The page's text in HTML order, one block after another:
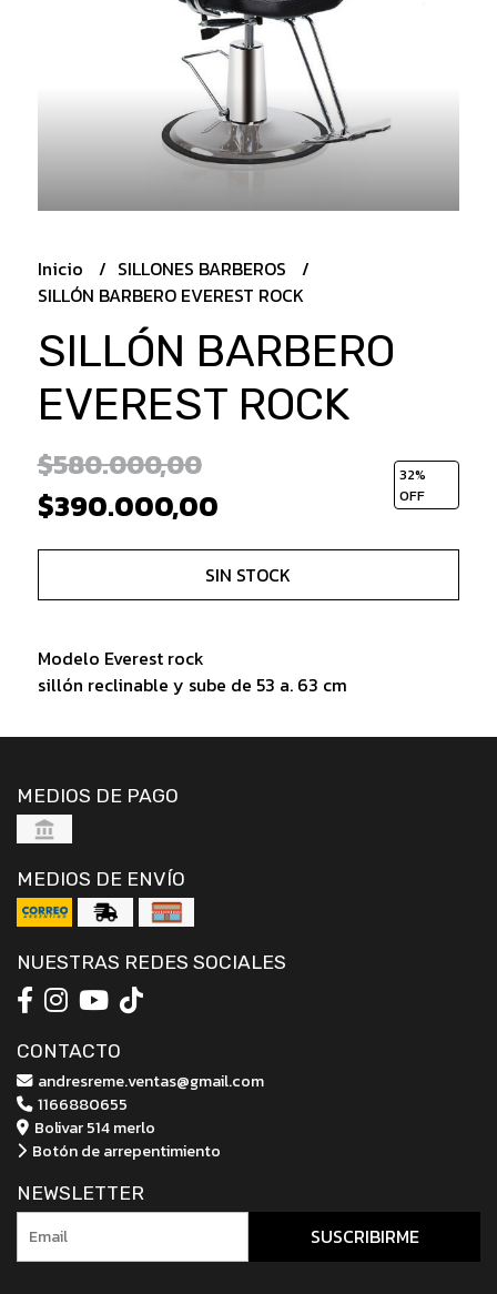
Inicio
SILLONES BARBEROS
SILLÓN BARBERO EVEREST ROCK
SILLÓN BARBERO
EVEREST ROCK
$580.000,00
$390.000,00
32%
OFF
SIN STOCK
Modelo Everest rock
sillón reclinable y sube de 53 a. 63 cm
MEDIOS DE PAGO
MEDIOS DE ENVÍO
NUESTRAS REDES SOCIALES
CONTACTO
andresreme.ventas@gmail.com
1166880655
Bolivar 514 merlo
Botón de arrepentimiento
NEWSLETTER
SUSCRIBIRME